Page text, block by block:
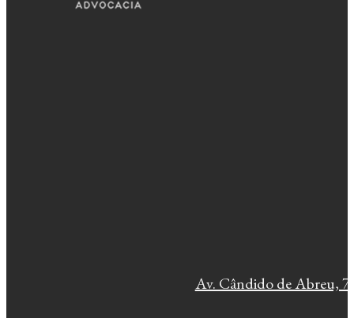
Av. Cândido de Abreu,